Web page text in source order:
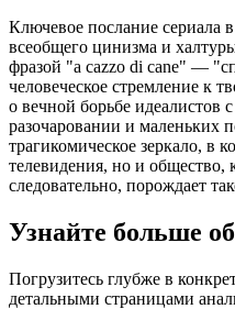
Ключевое послание сериала
всеобщего цинизма и
фразой "a cazzo di cane" —
человеческое стремление к
о вечной борьбе идеалистов
разочаровании и маленьких
трагикомическое зеркало, в
телевидения, но и общество,
следовательно, порождает
Узнайте больше
Погрузитесь глубже в
детальными страницами